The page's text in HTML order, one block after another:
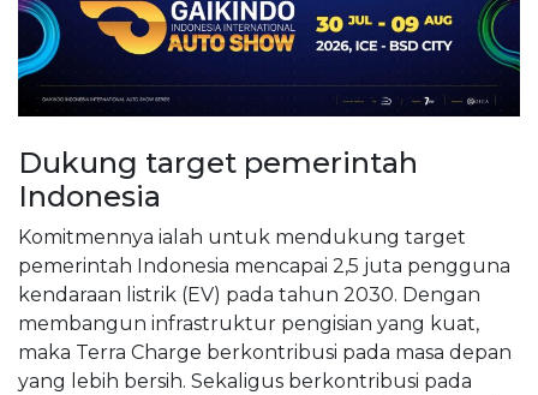
Dukung target pemerintah
Indonesia
Komitmennya ialah untuk mendukung target
pemerintah Indonesia mencapai 2,5 juta pengguna
kendaraan listrik (EV) pada tahun 2030. Dengan
membangun infrastruktur pengisian yang kuat,
maka Terra Charge berkontribusi pada masa depan
yang lebih bersih. Sekaligus berkontribusi pada